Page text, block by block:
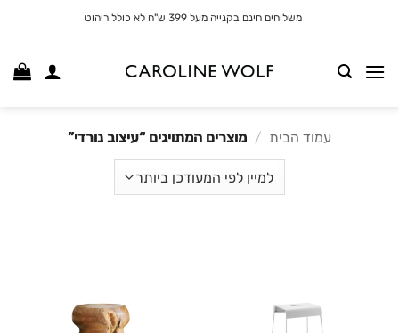
משלוחים חינם בקנייה מעל 399 ש"ח לא כולל ריהוט
עמוד הבית / מוצרים המתויגים “עיצוב נורדי”